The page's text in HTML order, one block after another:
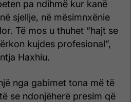
pa ndihmë kur kanë
sjellje, në mësimnxënie
Të mos u thuhet “hajt se
kujdes profesional”,
Haxhiu.
nga gabimet tona më të
se ndonjëherë presim që